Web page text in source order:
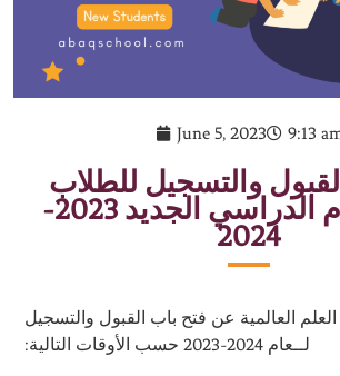
June 5, 2023 9:13
والتسجيل للطلاب
الجدد للعام الدراسي الجديد 2023-
2024
العالمية عن فتح باب القبول والتسجيل
لــعام 2024-2023 حسب الأوقات التالية: